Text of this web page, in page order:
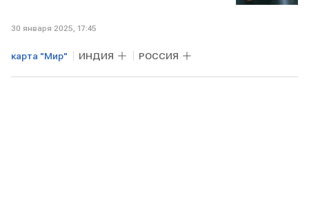
30 января 2025, 17:45
карта "Мир" ИНДИЯ РОССИЯ